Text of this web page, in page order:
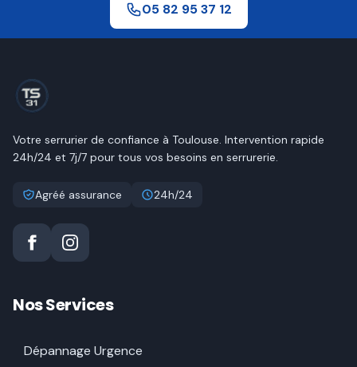
05 82 95 37 12
Votre serrurier de confiance à Toulouse. Intervention rapide
24h/24 et 7j/7 pour tous vos besoins en serrurerie.
Agréé assurance 24h/24
Nos Services
Dépannage Urgence